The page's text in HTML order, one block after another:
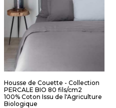
Housse de Couette - Collection
PERCALE BIO 80 fils/cm2
100% Coton Issu de l'Agriculture
Biologique